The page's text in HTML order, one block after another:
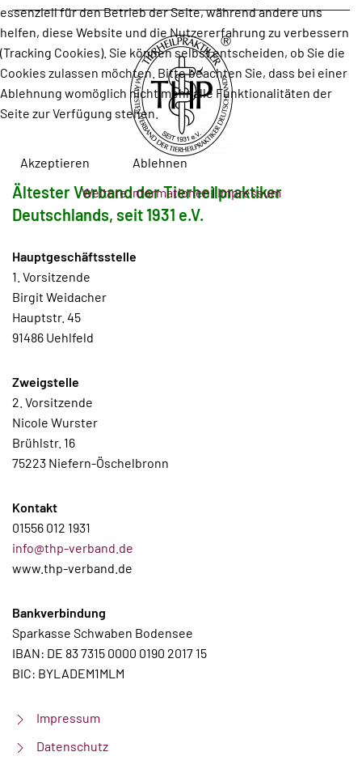
Ältester Verband der Tierheilpraktiker
Deutschlands, seit 1931 e.V.
Hauptgeschäftsstelle
1. Vorsitzende
Birgit Weidacher
Hauptstr. 45
91486 Uehlfeld
Zweigstelle
2. Vorsitzende
Nicole Wurster
Brühlstr. 16
75223 Niefern-Öschelbronn
Kontakt
01556 012 1931
info@thp-verband.de
www.thp-verband.de
Bankverbindung
Sparkasse Schwaben Bodensee
IBAN: DE 83 7315 0000 0190 2017 15
BIC: BYLADEM1MLM
Impressum
Datenschutz
essenziell für den Betrieb der Seite, während andere uns
helfen, diese Website und die Nutzererfahrung zu verbessern
(Tracking Cookies). Sie können selbst entscheiden, ob Sie die
Cookies zulassen möchten. Bitte beachten Sie, dass bei einer
Ablehnung womöglich nicht mehr alle Funktionalitäten der
Seite zur Verfügung stehen.
Akzeptieren
Ablehnen
Weitere Informationen| Impressum